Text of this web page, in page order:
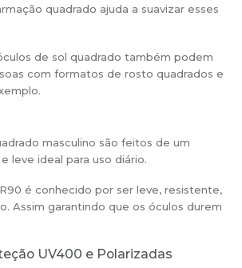
quadrado ajuda a suavizar esses
de sol quadrado também podem
com formatos de rosto quadrados e
masculino são feitos de um
leve ideal para uso diário.
é conhecido por ser leve, resistente,
Assim garantindo que os óculos durem
UV400 e Polarizadas